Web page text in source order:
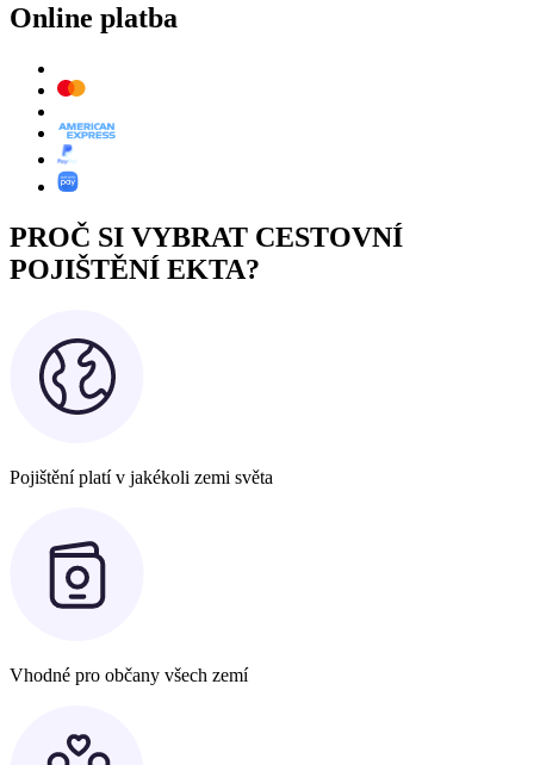
Online platba
PROČ SI VYBRAT CESTOVNÍ
POJIŠTĚNÍ EKTA?
Pojištění platí v jakékoli zemi světa
Vhodné pro občany všech zemí